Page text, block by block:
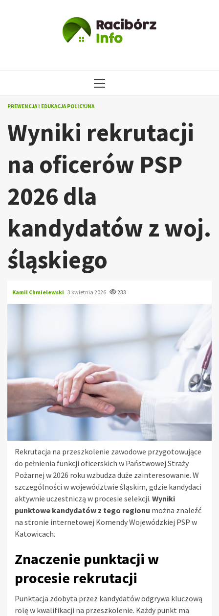
MENU
PREWENCJA I EDUKACJA POLICYJNA
Wyniki rekrutacji
na oficerów PSP
2026 dla
kandydatów z woj.
śląskiego
Kamil Chmielewski 3 kwietnia 2026 233
Rekrutacja na przeszkolenie zawodowe przygotowujące
do pełnienia funkcji oficerskich w Państwowej Straży
Pożarnej w 2026 roku wzbudza duże zainteresowanie. W
szczególności w województwie śląskim, gdzie kandydaci
aktywnie uczestniczą w procesie selekcji. Wyniki
punktowe kandydatów z tego regionu można znaleźć
na stronie internetowej Komendy Wojewódzkiej PSP w
Katowicach.
Znaczenie punktacji w
procesie rekrutacji
Punktacja zdobyta przez kandydatów odgrywa kluczową
rolę w kwalifikacji na przeszkolenie. Każdy punkt ma